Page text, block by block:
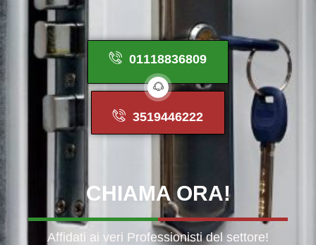
01118836809
3519446222
CHIAMA ORA!
Affidati ai veri Professionisti del settore!